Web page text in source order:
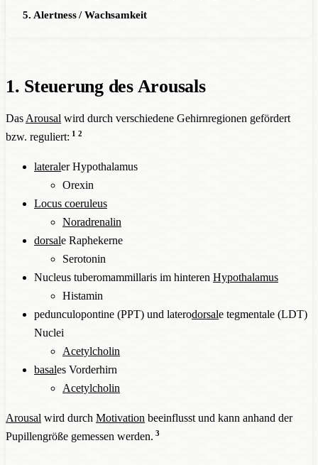
5. Alertness / Wachsamkeit
1. Steuerung des Arousals
Das Arousal wird durch verschiedene Gehirnregionen gefördert
bzw. reguliert: 1 2
lateraler Hypothalamus
Orexin
Locus coeruleus
Noradrenalin
dorsale Raphekerne
Serotonin
Nucleus tuberomammillaris im hinteren Hypothalamus
Histamin
pedunculopontine (PPT) und laterodorsale tegmentale (LDT)
Nuclei
Acetylcholin
basales Vorderhirn
Acetylcholin
Arousal wird durch Motivation beeinflusst und kann anhand der
Pupillengröße gemessen werden. 3